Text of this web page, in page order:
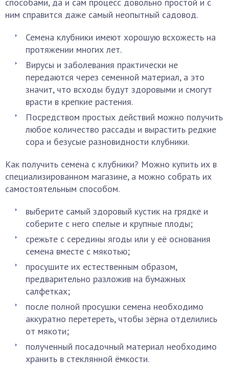
ним справится даже самый неопытный садовод.
Семена клубники имеют хорошую всхожесть на
протяжении многих лет.
Вирусы и заболевания практически не
передаются через семенной материал, а это
значит, что всходы будут здоровыми и смогут
врасти в крепкие растения.
Посредством простых действий можно получить
любое количество рассады и вырастить редкие
сора и безусые разновидности клубники.
Как получить семена с клубники? Можно купить их в
специализированном магазине, а можно собрать их
самостоятельным способом.
выберите самый здоровый кустик на грядке и
соберите с него спелые и крупные плоды;
срежьте с середины ягоды или у её основания
семена вместе с мякотью;
просушите их естественным образом,
предварительно разложив на бумажных
салфетках;
после полной просушки семена необходимо
аккуратно перетереть, чтобы зёрна отделились
от мякоти;
полученный посадочный материал необходимо
хранить в стеклянной ёмкости.